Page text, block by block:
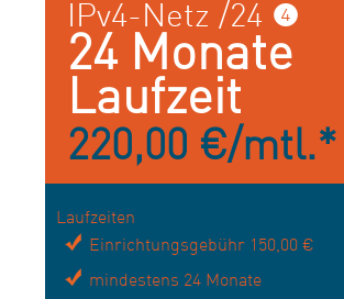
IPv4-Netz /24 ❹
24 Monate
Laufzeit
220,00 €/mtl.*
Laufzeiten
Einrichtungsgebühr 150,00 €
mindestens 24 Monate